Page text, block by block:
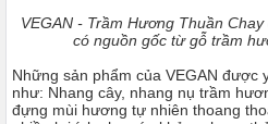
VEGAN - Trầm Hương Thuần
có nguồn gốc từ gỗ trầm
Những sản phẩm của VEGAN được
như: Nhang cây, nhang nụ trầm
đựng mùi hương tự nhiên thoang